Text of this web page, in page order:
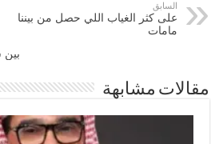
السابق
على كثر الغياب اللي حصل من بيننا
مامات
مقالات مشابهة